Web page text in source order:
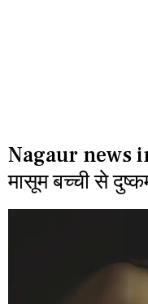
Nagaur news
मासूम बच्ची से